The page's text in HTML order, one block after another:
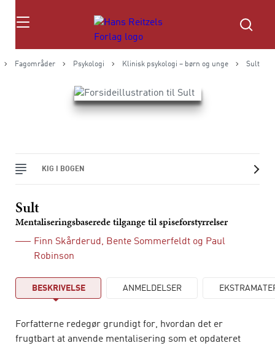
Søg
Fagområder Psykologi Klinisk psykologi – børn og unge Sult
KIG I BOGEN
Sult
Mentaliseringsbaserede tilgange til spiseforstyrrelser
Finn Skårderud, Bente Sommerfeldt og Paul
Robinson
BESKRIVELSE ANMELDELSER
Forfatterne redegør grundigt for, hvordan det er
frugtbart at anvende mentalisering som et opdateret